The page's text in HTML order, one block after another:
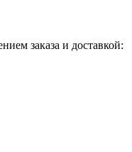
заказа и доставкой: